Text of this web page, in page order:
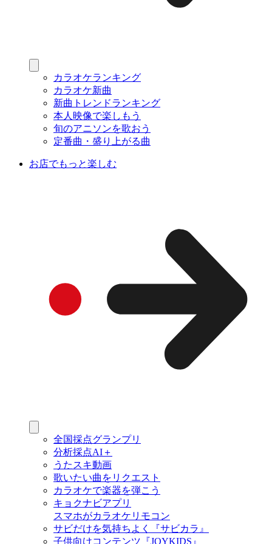
カラオケランキング
カラオケ新曲
新曲トレンドランキング
本人映像で楽しもう
旬のアニソンを歌おう
定番曲・盛り上がる曲
お店でもっと楽しむ
全国採点グランプリ
分析採点AI＋
うたスキ動画
歌いたい曲をリクエスト
カラオケで楽器を弾こう
キョクナビアプリ
スマホがカラオケリモコン
サビだけを気持ちよく『サビカラ』
子供向けコンテンツ『JOYKIDS』